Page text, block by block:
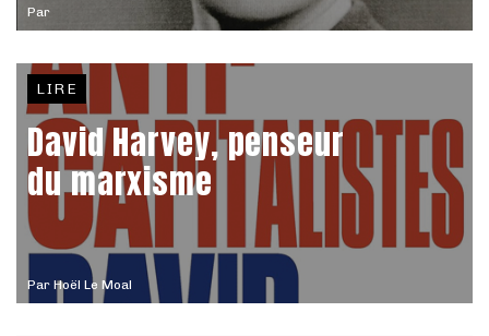
Par
Par Hoël Le Moal
LIRE
David Harvey, penseur
du marxisme